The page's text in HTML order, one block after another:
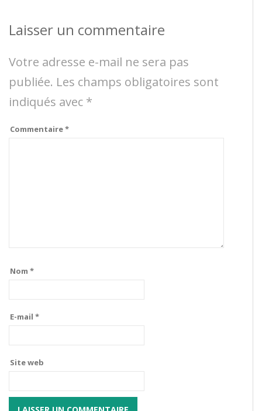
Laisser un commentaire
Votre adresse e-mail ne sera pas
publiée. Les champs obligatoires sont
indiqués avec *
Commentaire*
Nom *
E-mail *
Site web